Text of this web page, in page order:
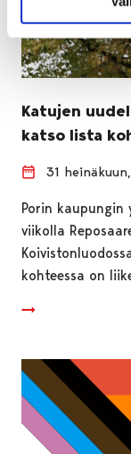
Katujen
katso lista
31
Porin
viikolla
kohteessa on